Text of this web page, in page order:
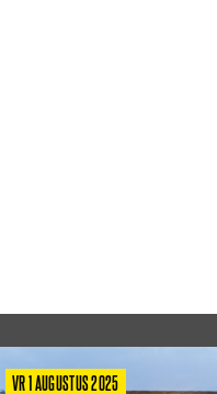
VR 1 AUGUSTUS 2025